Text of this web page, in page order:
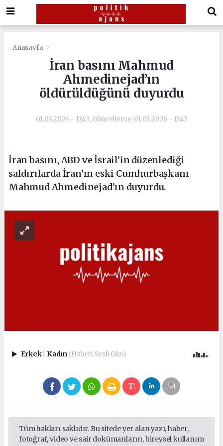
Anasayfa
İran basını Mahmud
Ahmedinejad’ın
öldürüldüğünü duyurdu
01.03.2026 - 17:43, Güncelleme: 01.03.2026 - 17:47
İran basını, ABD ve İsrail’in düzenlediği
saldırılarda İran’ın eski Cumhurbaşkanı
Mahmud Ahmedinejad’ın duyurdu.
Erkek Kadın (Haberi Sesli Oku)
Tüm hakları saklıdır. Bu sitede yer alan yazı, haber,
fotoğraf, video ve sair dokümanların, bireysel kullanım